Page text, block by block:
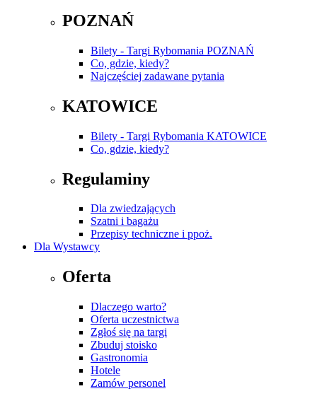
POZNAŃ
Bilety - Targi Rybomania POZNAŃ
Co, gdzie, kiedy?
Najczęściej zadawane pytania
KATOWICE
Bilety - Targi Rybomania KATOWICE
Co, gdzie, kiedy?
Regulaminy
Dla zwiedzających
Szatni i bagażu
Przepisy techniczne i ppoż.
Dla Wystawcy
Oferta
Dlaczego warto?
Oferta uczestnictwa
Zgłoś się na targi
Zbuduj stoisko
Gastronomia
Hotele
Zamów personel